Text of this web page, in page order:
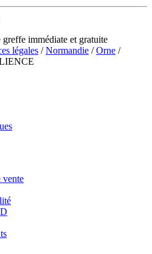
immédiate et gratuite
légales /Normandie /Orne /
vente